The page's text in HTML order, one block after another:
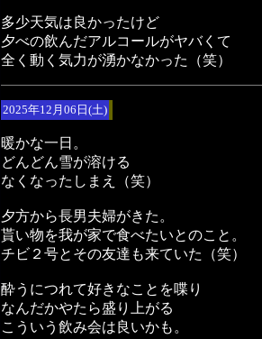
多少天気は良かったけど
夕べの飲んだアルコールがヤバくて
全く動く気力が湧かなかった（笑）
2025年12月06日(土)
暖かな一日。
どんどん雪が溶ける
なくなったしまえ（笑）
夕方から長男夫婦がきた。
貰い物を我が家で食べたいとのこと。
チビ２号とその友達も来ていた（笑）
酔うにつれて好きなことを喋り
なんだかやたら盛り上がる
こういう飲み会は良いかも。